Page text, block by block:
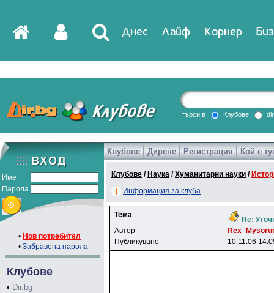
Днес Лайф Корнер
DirTV Impressio
Games
търси в Клубове
Име
Парола
• Нов потребител
• Забравена парола
Клубове
• Dir.bg
Клубове Дирене Регистрация Кой е
Клубове / Наука /Хуманитарни науки /
Информация за клуба
Тема
Re:
Автор
Публикувано
10.11.06